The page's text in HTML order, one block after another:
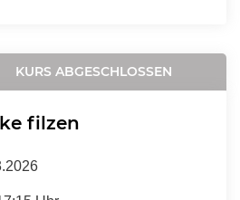
KURS ABGESCHLOSSEN
filzen